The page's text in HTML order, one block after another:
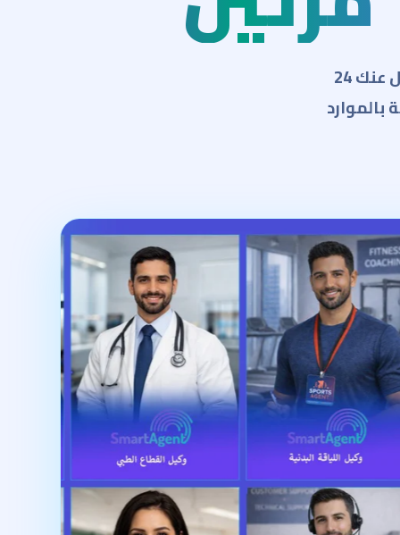
وفرنا لك أكثر من 15 وكيل ذكي مدرب على جميع التخصصات يعمل عنك 24
بتكلفة أقل من 90% مقارنة بالموارد